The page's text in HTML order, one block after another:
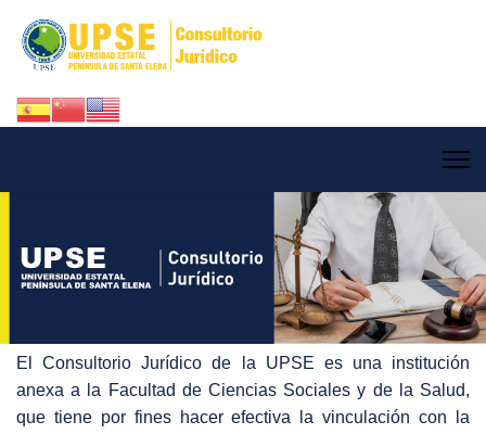
El Consultorio Jurídico de la UPSE es una institución
anexa a la Facultad de Ciencias Sociales y de la Salud,
que tiene por fines hacer efectiva la vinculación con la